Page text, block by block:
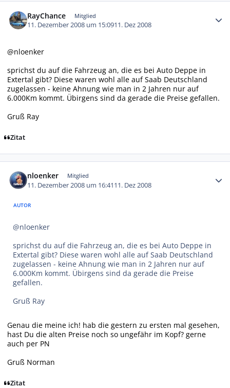
RayChance Mitglied
11. Dezember 2008 um 15:0911. Dez 2008
@nloenker
sprichst du auf die Fahrzeug an, die es bei Auto Deppe in
Extertal gibt? Diese waren wohl alle auf Saab Deutschland
zugelassen - keine Ahnung wie man in 2 Jahren nur auf
6.000Km kommt. Übirgens sind da gerade die Preise gefallen.
Gruß Ray
Zitat
nloenker Mitglied
11. Dezember 2008 um 16:4111. Dez 2008
AUTOR
@nloenker
sprichst du auf die Fahrzeug an, die es bei Auto Deppe in
Extertal gibt? Diese waren wohl alle auf Saab Deutschland
zugelassen - keine Ahnung wie man in 2 Jahren nur auf
6.000Km kommt. Übirgens sind da gerade die Preise
gefallen.
Gruß Ray
Genau die meine ich! hab die gestern zu ersten mal gesehen,
hast Du die alten Preise noch so ungefähr im Kopf? gerne
auch per PN
Gruß Norman
Zitat